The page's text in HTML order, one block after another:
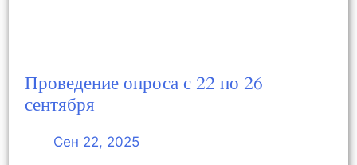
Проведение опроса с 22 по 26
сентября
Сен 22, 2025